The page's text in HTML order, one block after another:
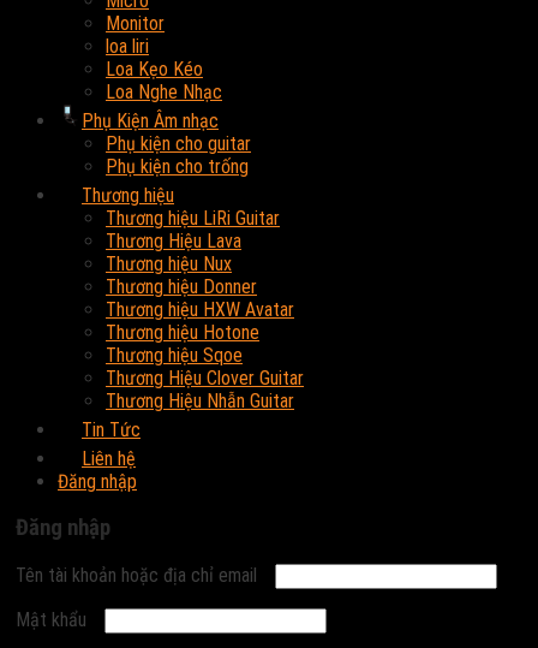
Monitor
loa liri
Loa Kẹo Kéo
Loa Nghe Nhạc
Phụ Kiện Âm nhạc
Phụ kiện cho guitar
Phụ kiện cho trống
Thương hiệu
Thương hiệu LiRi Guitar
Thương Hiệu Lava
Thương hiệu Nux
Thương hiệu Donner
Thương hiệu HXW Avatar
Thương hiệu Hotone
Thương hiệu Sqoe
Thương Hiệu Clover Guitar
Thương Hiệu Nhẫn Guitar
Tin Tức
Liên hệ
Đăng nhập
Đăng nhập
Tên tài khoản hoặc địa chỉ email
Mật khẩu